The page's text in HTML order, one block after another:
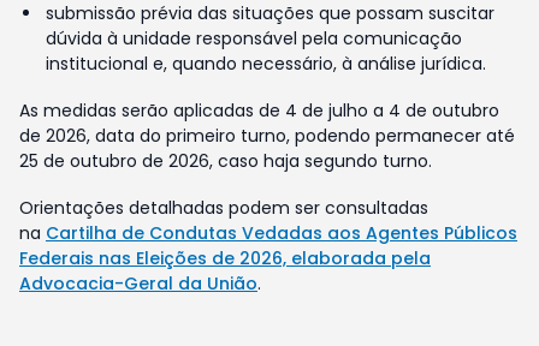
submissão prévia das situações que possam suscitar
dúvida à unidade responsável pela comunicação
institucional e, quando necessário, à análise jurídica.
As medidas serão aplicadas de 4 de julho a 4 de outubro
de 2026, data do primeiro turno, podendo permanecer até
25 de outubro de 2026, caso haja segundo turno.
Orientações detalhadas podem ser consultadas
na Cartilha de Condutas Vedadas aos Agentes Públicos
Federais nas Eleições de 2026, elaborada pela
Advocacia-Geral da União.